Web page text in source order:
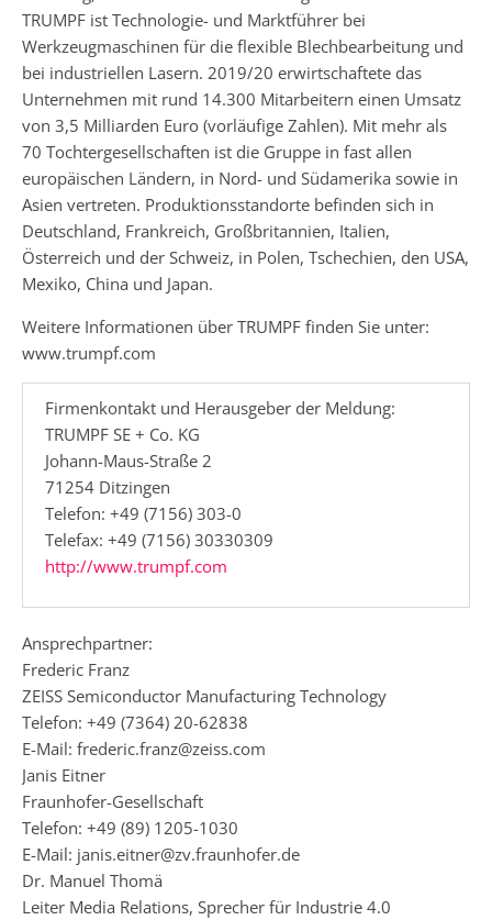
TRUMPF ist Technologie- und Marktführer bei
Werkzeugmaschinen für die flexible Blechbearbeitung und
bei industriellen Lasern. 2019/20 erwirtschaftete das
Unternehmen mit rund 14.300 Mitarbeitern einen Umsatz
von 3,5 Milliarden Euro (vorläufige Zahlen). Mit mehr als
70 Tochtergesellschaften ist die Gruppe in fast allen
europäischen Ländern, in Nord- und Südamerika sowie in
Asien vertreten. Produktionsstandorte befinden sich in
Deutschland, Frankreich, Großbritannien, Italien,
Österreich und der Schweiz, in Polen, Tschechien, den USA,
Mexiko, China und Japan.
Weitere Informationen über TRUMPF finden Sie unter:
www.trumpf.com
Firmenkontakt und Herausgeber der Meldung:
TRUMPF SE + Co. KG
Johann-Maus-Straße 2
71254 Ditzingen
Telefon: +49 (7156) 303-0
Telefax: +49 (7156) 30330309
http://www.trumpf.com
Ansprechpartner:
Frederic Franz
ZEISS Semiconductor Manufacturing Technology
Telefon: +49 (7364) 20-62838
E-Mail: frederic.franz@zeiss.com
Janis Eitner
Fraunhofer-Gesellschaft
Telefon: +49 (89) 1205-1030
E-Mail: janis.eitner@zv.fraunhofer.de
Dr. Manuel Thomä
Leiter Media Relations, Sprecher für Industrie 4.0